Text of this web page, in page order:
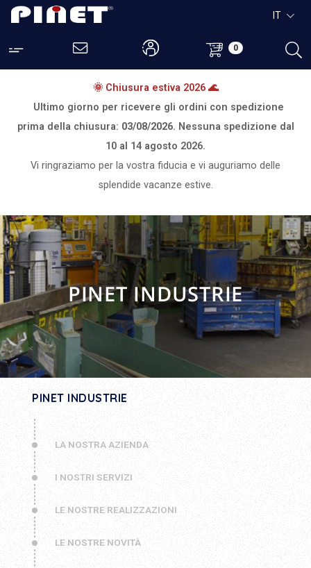
0
IT
🌞 Chiusura estiva 2026 🌊
Ultimo giorno per ricevere gli ordini con spedizione
prima della chiusura: 03/08/2026. Nessuna spedizione dal
10 al 14 agosto 2026.
Vi ringraziamo per la vostra fiducia e vi auguriamo delle
splendide vacanze estive.
PINET INDUSTRIE
PINET INDUSTRIE
LA NOSTRA AZIENDA
I NOSTRI SERVIZI
LE NOSTRE REALIZZAZIONI
LE NOSTRE NOVITÀ